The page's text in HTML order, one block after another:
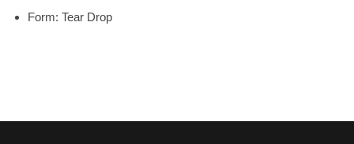
Form: Tear Drop